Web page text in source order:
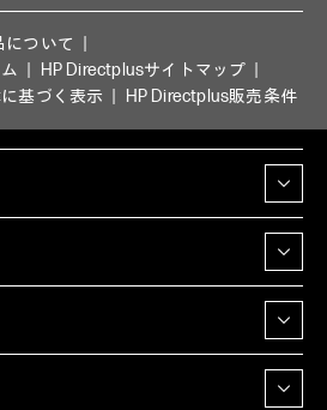
について
HP Directplusサイトマップ
基づく表示
HP Directplus販売条件